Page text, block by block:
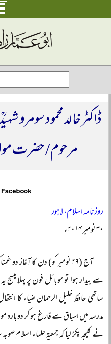
ڈاکٹر خالد محمود سومرو
مرحوم / حضرت
روزنامہ اسلام، لاہور
۳۰ نومبر ۲۰۱۴ء
آج (۲۹ نومبر کو) دن کا آغاز
سے بیدار ہوا تو موبائل فون پر پہلا
ساتھی حافظ خلیل الرحمان ضیاء کا
مدرسہ میں اسباق سے فارغ ہو کر
نے کلیجہ پکڑ لیا کہ جمعیۃ علماء اسلام